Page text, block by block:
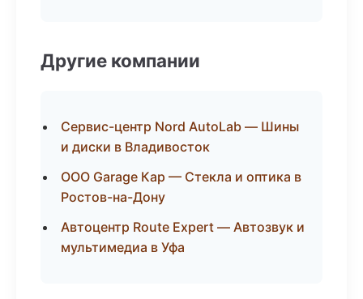
Другие компании
Сервис-центр Nord AutoLab — Шины
и диски в Владивосток
ООО Garage Кар — Стекла и оптика в
Ростов-на-Дону
Автоцентр Route Expert — Автозвук и
мультимедиа в Уфа